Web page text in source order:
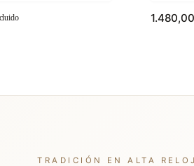
1.480,00
TRADICIÓN EN ALTA